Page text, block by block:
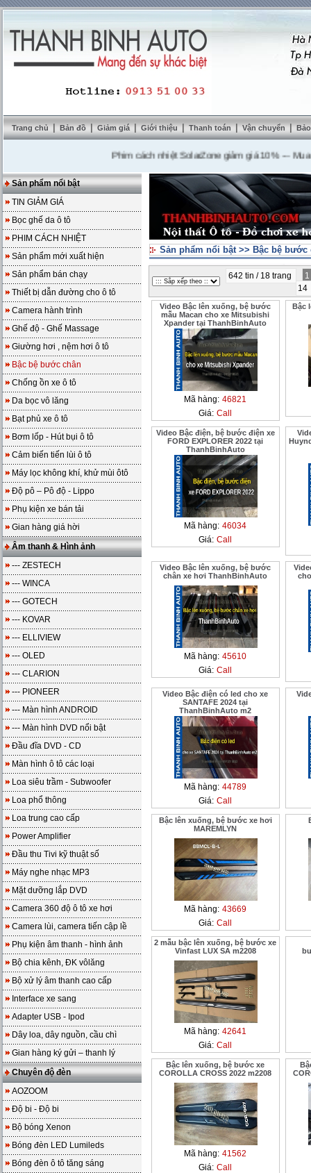
Trang chủ | Bản đồ | Giảm giá | Giới thiệu | Thanh toán | Vận chuyển |
Phim cách nhiệt SolarZone giảm giá 10%---Mua
Sản phẩm nổi bật
TIN GIẢM GIÁ
Bọc ghế da ô tô
PHIM CÁCH NHIỆT
Sản phẩm mới xuất hiện
Sản phẩm bán chạy
Thiết bị dẫn đường cho ô tô
Camera hành trình
Ghế độ - Ghế Massage
Giường hơi , nệm hơi ô tô
Bậc bệ bước chân
Chống ồn xe ô tô
Da bọc vô lăng
Bạt phủ xe ô tô
Bơm lốp - Hút bụi ô tô
Cảm biến tiến lùi ô tô
Máy lọc không khí, khử mùi ôtô
Độ pô – Pô độ - Lippo
Phụ kiện xe bán tải
Gian hàng giá hời
Âm thanh & Hình ảnh
--- ZESTECH
--- WINCA
--- GOTECH
--- KOVAR
--- ELLIVIEW
--- OLED
--- CLARION
--- PIONEER
--- Màn hình ANDROID
--- Màn hình DVD nổi bật
Đầu đĩa DVD - CD
Màn hình ô tô các loại
Loa siêu trầm - Subwoofer
Loa phổ thông
Loa trung cao cấp
Power Amplifier
Đầu thu Tivi kỹ thuật số
Máy nghe nhạc MP3
Mặt dưỡng lắp DVD
Camera 360 độ ô tô xe hơi
Camera lùi, camera tiến cập lề
Phụ kiện âm thanh - hình ảnh
Bộ chia kênh, ĐK vôlăng
Bộ xử lý âm thanh cao cấp
Interface xe sang
Adapter USB - Ipod
Dây loa, dây nguồn, cầu chì
Gian hàng ký gửi – thanh lý
Chuyên độ đèn
AOZOOM
Độ bi - Độ bi
Bộ bóng Xenon
Bóng đèn LED Lumileds
Bóng đèn ô tô tăng sáng
Sản phẩm nổi bật>> Bậc bệ bước
642 tin / 18 trang
1
14
Video Bậc lên xuống, bệ bước
mẫu Macan cho xe Mitsubishi
Xpander tại ThanhBinhAuto
Mã hàng: 46821
Giá: Call
Bậc
Video Bậc điện, bệ bước điện xe
FORD EXPLORER 2022 tại
ThanhBinhAuto
Mã hàng: 46034
Giá: Call
Video Bậc lên xuống, bệ bước
chân xe hơi ThanhBinhAuto
Mã hàng: 45610
Giá: Call
Video Bậc điện có led cho xe
SANTAFE 2024 tại
ThanhBinhAuto m2
Mã hàng: 44789
Giá: Call
Bậc lên xuống, bệ bước xe hơi
MAREMLYN
Mã hàng: 43669
Giá: Call
2 mẫu bậc lên xuống, bệ bước xe
Vinfast LUX SA m2208
Mã hàng: 42641
Giá: Call
Bậc lên xuống, bệ bước xe
COROLLA CROSS 2022 m2208
Mã hàng: 41562
Giá: Call